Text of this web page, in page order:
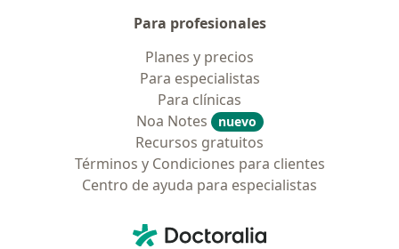
Para profesionales
Planes y precios
Para especialistas
Para clínicas
Noa Notes
nuevo
Recursos gratuitos
Términos y Condiciones para clientes
Centro de ayuda para especialistas
Doctoralia - Página de inicio